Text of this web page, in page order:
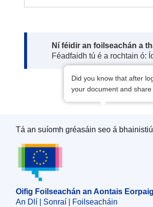
Note:
Ní féidir an foilseachán a
Féadfaidh tú é a rochtain ó:
Did you know that after
your document and
Oifig Foilseachán an Aontais
Tá an suíomh gréasáin seo á
Oifig Foilseachán an Aontais
An Dlí | Sonraí | Foilseacháin